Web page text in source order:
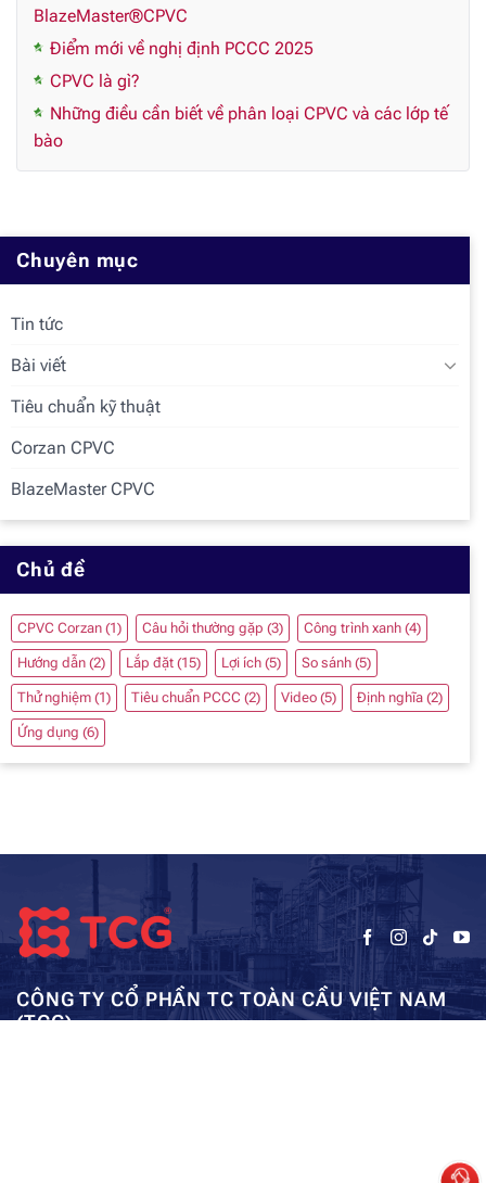
BlazeMaster®CPVC
Điểm mới về nghị định PCCC 2025
CPVC là gì?
Những điều cần biết về phân loại CPVC và các lớp tế
bào
Chuyên mục
Tin tức
Bài viết
Tiêu chuẩn kỹ thuật
Corzan CPVC
BlazeMaster CPVC
Chủ đề
CPVC Corzan (1) Câu hỏi thường gặp (3) Công trình xanh (4)
Hướng dẫn (2) Lắp đặt (15) Lợi ích (5) So sánh (5)
Thử nghiệm (1) Tiêu chuẩn PCCC (2) Video (5) Định nghĩa (2)
Ứng dụng (6)
CÔNG TY CỔ PHẦN TC TOÀN CẦU VIỆT NAM
(TCG)